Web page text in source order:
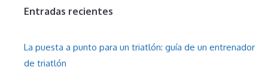
Entradas recientes
La puesta a punto para un triatlón: guía de un entrenador
de triatlón